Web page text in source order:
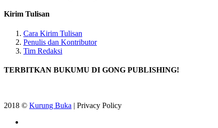
Kirim Tulisan
Cara Kirim Tulisan
Penulis dan Kontributor
Tim Redaksi
TERBITKAN BUKUMU DI GONG PUBLISHING!
2018 © Kurung Buka | Privacy Policy